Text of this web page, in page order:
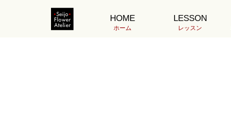
HOME
ホーム
LESSON
レッスン
120H8.9荒井DSC03247
2022.08.14